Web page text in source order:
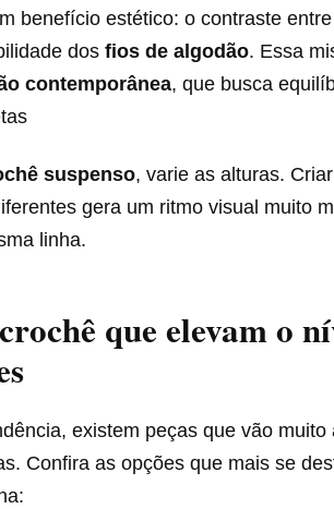
benefício estético: o contraste
dos fios de algodão. Essa
contemporânea, que busca
suspenso, varie as alturas.
gera um ritmo visual muito
linha.
que elevam o
existem peças que vão muito
Confira as opções que mais se